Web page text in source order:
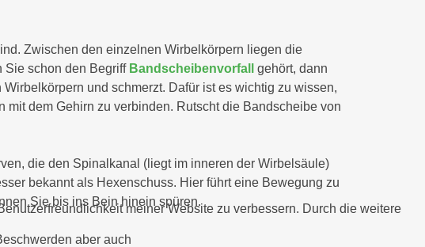
Zwischen den einzelnen Wirbelkörpern liegen die
Sie schon den Begriff Bandscheibenvorfall
gehört, dann
und schmerzt. Dafür ist es wichtig zu wissen,
dem Gehirn zu verbinden. Rutscht die Bandscheibe von
die den Spinalkanal (liegt im inneren der Wirbelsäule)
bekannt als Hexenschuss. Hier führt eine Bewegung zu
Sie bis ins Bein hinein spüren.
aber auch
meiner Website zu verbessern. Durch die weitere